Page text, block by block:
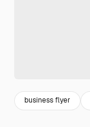
business flyer